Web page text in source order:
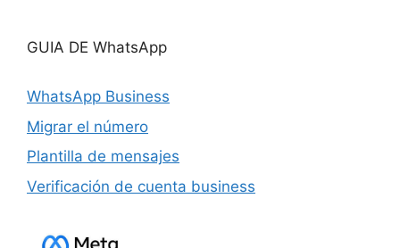
GUIA DE WhatsApp
WhatsApp Business
Migrar el número
Plantilla de mensajes
Verificación de cuenta business